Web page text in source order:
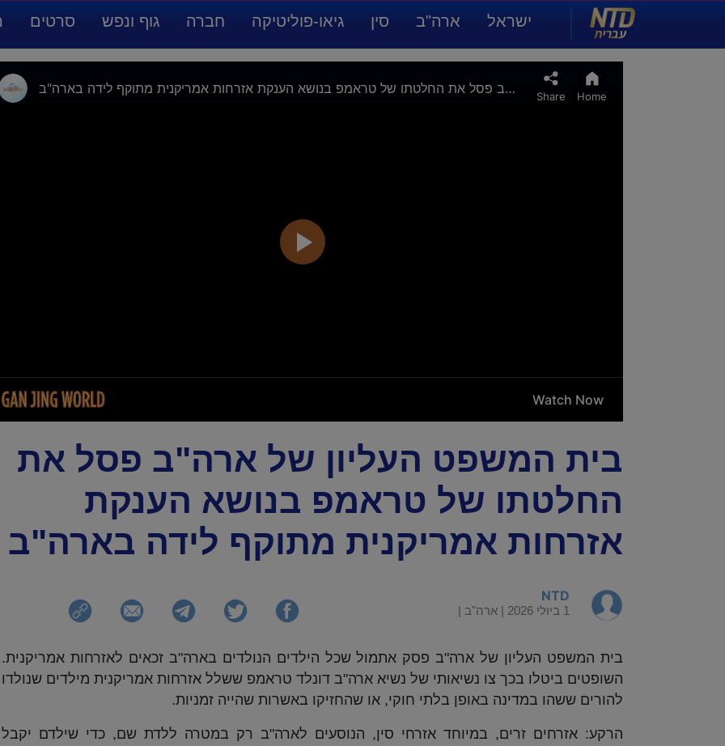
ישראל ארה"ב סין גיאו-פוליטיקה חברה גוף ונפש סרטים
NTD עברית
בית המשפט העליון של ארה"ב פסל את
החלטתו של טראמפ בנושא הענקת
אזרחות אמריקנית מתוקף לידה בארה"ב
NTD
1 ביולי 2026 | | ארה"ב
בית המשפט העליון של ארה"ב פסק אתמול שכל הילדים הנולדים בארה"ב זכאים לאזרחות אמריקנית.
השופטים ביטלו בכך צו נשיאותי של נשיא ארה"ב דונלד טראמפ ששלל אזרחות אמריקנית מילדים שנולדו
להורים ששהו במדינה באופן בלתי חוקי, או שהחזיקו באשרות שהייה זמניות.
הרקע: אזרחים זרים, במיוחד אזרחי סין, הנוסעים לארה"ב רק במטרה ללדת שם, כדי שילדם יקבל